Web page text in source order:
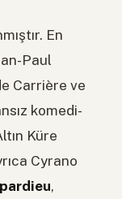
En
Paul
Carrière ve
komedi-
Küre
Cyrano
,